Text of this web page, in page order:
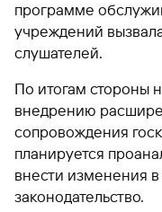
Банки-
партнеры
Gazprom
Pay
Федеральный
закон №115-
ФЗ
Вклады
Быстрый
по
сайту
Вклады
для
партнеров
поиск
по
сайту
Вклады
GorodPay
Открыть
брокерский
Брокер-
клиент
Дистанционные
115-ФЗ
для
бизнеса
Офисы
обслуживания
юридических
лиц
программе
учреждений
слушателей.
По итогам стороны
внедрению
сопровождения
планируется
внести изменения
законодательство.